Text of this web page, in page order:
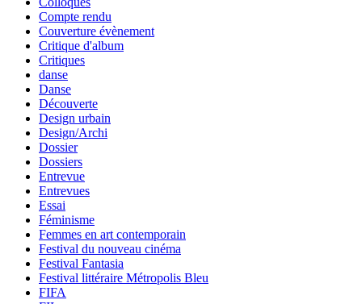
Compte rendu
Couverture évènement
Critique d'album
Critiques
danse
Danse
Découverte
Design urbain
Design/Archi
Dossier
Dossiers
Entrevue
Entrevues
Essai
Féminisme
Femmes en art contemporain
Festival du nouveau cinéma
Festival Fantasia
Festival littéraire Métropolis Bleu
FIFA